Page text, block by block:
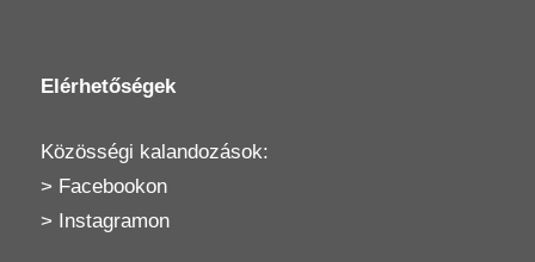
Elérhetőségek
Közösségi kalandozások:
> Facebookon
> Instagramon